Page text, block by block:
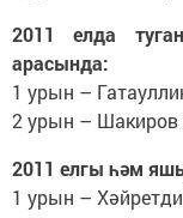
2011 елда
арасында:
1 урын –
2 урын – Шакиров
2011 елгы һәм
1 урын –